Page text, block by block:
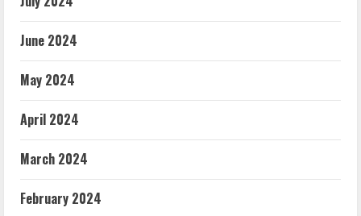
June 2024
May 2024
April 2024
March 2024
February 2024